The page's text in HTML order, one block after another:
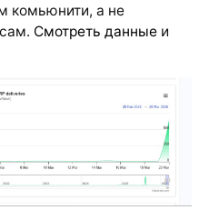
комьюнити, а не
Смотреть данныеи